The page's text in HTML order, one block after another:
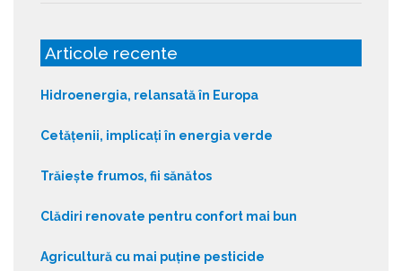
Articole recente
Hidroenergia, relansată în Europa
Cetățenii, implicați în energia verde
Trăiește frumos, fii sănătos
Clădiri renovate pentru confort mai bun
Agricultură cu mai puține pesticide